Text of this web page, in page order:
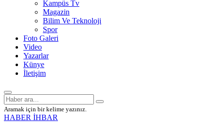
Kampüs Tv
Magazin
Bilim Ve Teknoloji
Spor
Foto Galeri
Video
Yazarlar
Künye
İletişim
Aramak için bir kelime yazınız.
HABER İHBAR